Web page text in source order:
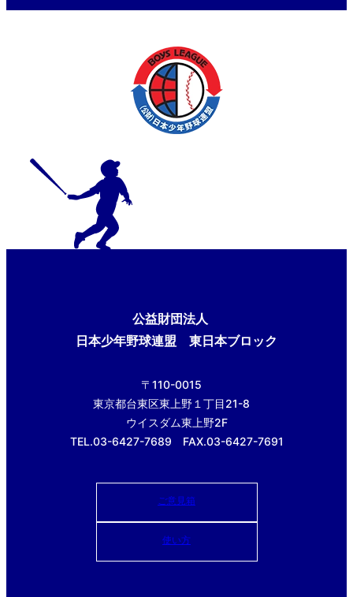
公益財団法人
日本少年野球連盟 東日本ブロック
〒110-0015
東京都台東区東上野１丁目21-8
ウイスダム東上野2F
TEL.03-6427-7689 FAX.03-6427-7691
ご意見箱
使い方